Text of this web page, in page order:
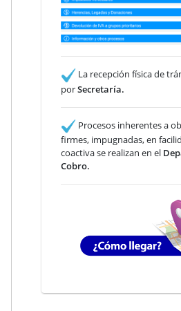
La recepción física de
porSecretaría.
Procesos inherentes a
firmes, impugnadas, en
coactiva se realizan en el
Cobro.